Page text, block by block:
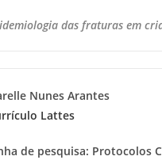
das fraturas em
Nunes Arantes
Lattes
de pesquisa: Protocolos